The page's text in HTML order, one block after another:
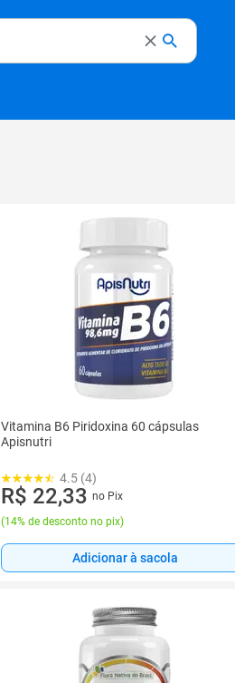
Vitamina B6 Piridoxina 60 cápsulas
Apisnutri
4.5 (4)
R$ 22,33 no Pix
(14% de desconto no pix)
Adicionar à sacola